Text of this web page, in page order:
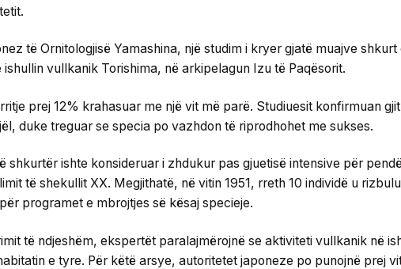
të Ornitologjisë Yamashina, një studim i kryer gjatë muajve
ishullin vullkanik Torishima, në arkipelagun Izu të Paqësorit.
prej 12% krahasuar me një vit më parë. Studiuesit konfirmuan
duke treguar se specia po vazhdon të riprodhohet me sukses.
shkurtër ishte konsideruar i zhdukur pas gjuetisë intensive për
të shekullit XX. Megjithatë, në vitin 1951, rreth 10 individë u
programet e mbrojtjes së kësaj specieje.
të ndjeshëm, ekspertët paralajmërojnë se aktiviteti vullkanik në
e tyre. Për këtë arsye, autoritetet japoneze po punojnë prej